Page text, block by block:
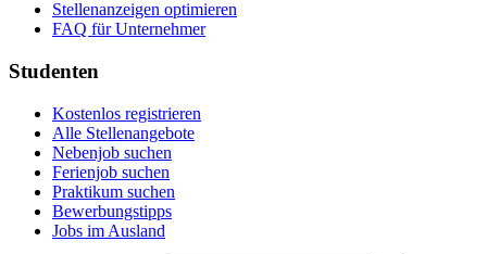
Stellenanzeigen optimieren
FAQ für Unternehmer
Studenten
Kostenlos registrieren
Alle Stellenangebote
Nebenjob suchen
Ferienjob suchen
Praktikum suchen
Bewerbungstipps
Jobs im Ausland